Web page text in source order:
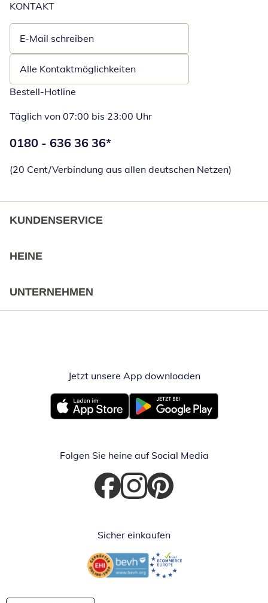
KONTAKT
E-Mail schreiben
Öffnet E-Mail-Client
Alle Kontaktmöglichkeiten
Bestell-Hotline
Täglich von 07:00 bis 23:00 Uhr
Telefonnummer:
0180 - 636 36 36*
(20 Cent/Verbindung aus allen deutschen Netzen)
KUNDENSERVICE
HEINE
UNTERNEHMEN
Jetzt unsere App downloadenÖffnet in
Öffnet in neuem FensterÖffnet in neuem Fenster
Folgen Sie heine auf Social Media
Öffnet in neuem Fenster
Öffnet in neuem Fenster
Öffnet in neuem Fenster
Sicher einkaufen
Öffnet in neuem FensterÖffnet in neuem Fenster